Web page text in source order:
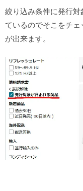
絞り込み条件に発行
ているのでそこをチ
が出来ます。